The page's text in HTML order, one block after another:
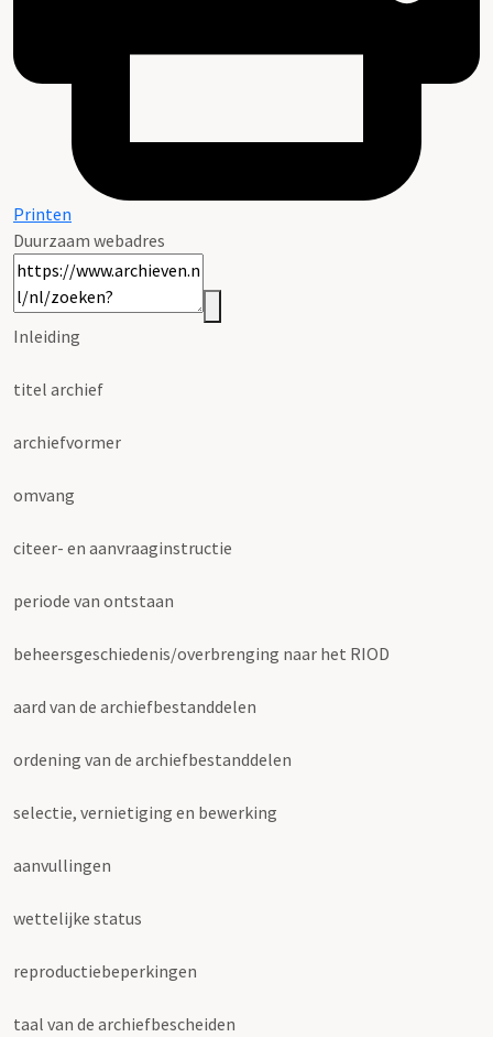
Printen
Duurzaam webadres
Inleiding
titel archief
archiefvormer
omvang
citeer- en aanvraaginstructie
periode van ontstaan
beheersgeschiedenis/overbrenging naar het RIOD
aard van de archiefbestanddelen
ordening van de archiefbestanddelen
selectie, vernietiging en bewerking
aanvullingen
wettelijke status
reproductiebeperkingen
taal van de archiefbescheiden